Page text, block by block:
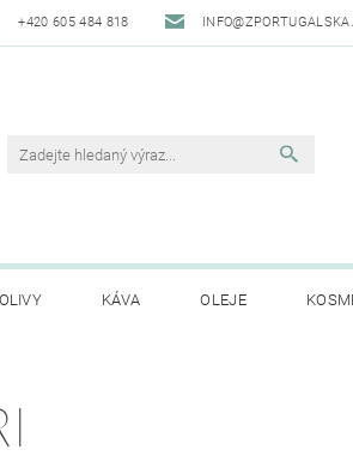
+420 605 484 818
OLIVY KÁVA OLEJE